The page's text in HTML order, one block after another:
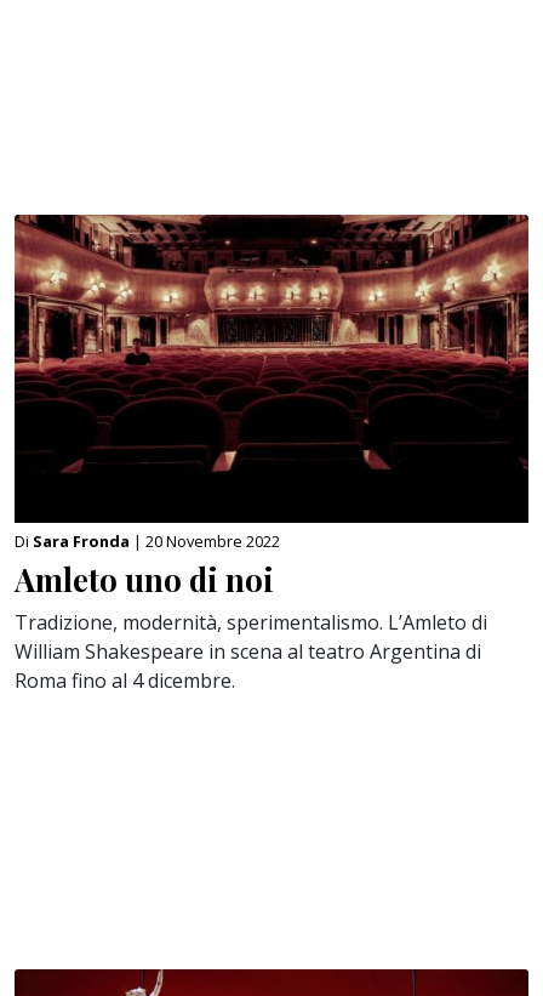
Di Sara Fronda | 20 Novembre 2022
Amleto uno di noi
Tradizione, modernità, sperimentalismo. L’Amleto di
William Shakespeare in scena al teatro Argentina di
Roma fino al 4 dicembre.